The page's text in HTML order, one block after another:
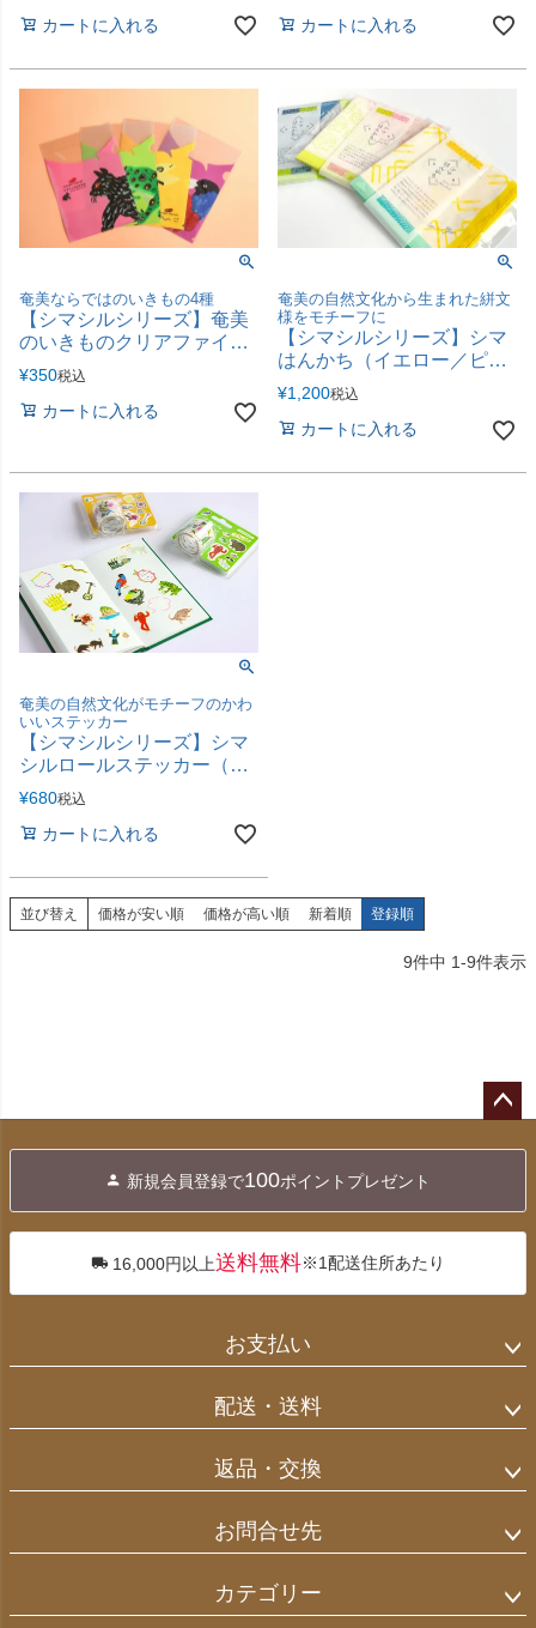
カートに入れる カートに入れる
奄美ならではのいきもの4種
【シマシルシリーズ】奄美
のいきものクリアファイル
（アマミノクロウサギ／ア
マミイシカワガエル／ルリ
カケス／ハブ）
¥350税込
カートに入れる
奄美の自然文化から生まれた絣文
様をモチーフに
【シマシルシリーズ】シマ
はんかち（イエロー／ピン
ク／インディゴ）
¥1,200税込
カートに入れる
奄美の自然文化がモチーフのかわ
いいステッカー
【シマシルシリーズ】シマ
シルロールステッカー（世
界自然遺産奄美／シマ文化
多様性）
¥680税込
カートに入れる
並び替え 価格が安い順 価格が高い順 新着順 登録順
9件中 1-9件表示
へ
新規会員登録で100ポイントプレゼント
16,000円以上送料無料※1配送住所あたり
お支払い
配送・送料
返品・交換
お問合せ先
カテゴリー